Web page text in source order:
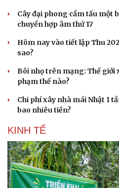
Cây đại phong cầm tấu một
chuyển hợp âm thứ 17
Hôm nay vào tiết lập Thu
sao?
Bôi nhọ trên mạng: Thế giới
phạm thế nào?
Chi phí xây nhà mái Nhật 1
bao nhiêu tiền?
KINH TẾ